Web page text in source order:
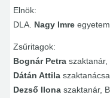
Elnök:
DLA. Nagy Imre
Zsűritagok:
Bognár Petra szaktanár,
Dátán Attila
Dezső Ilona szaktanár,